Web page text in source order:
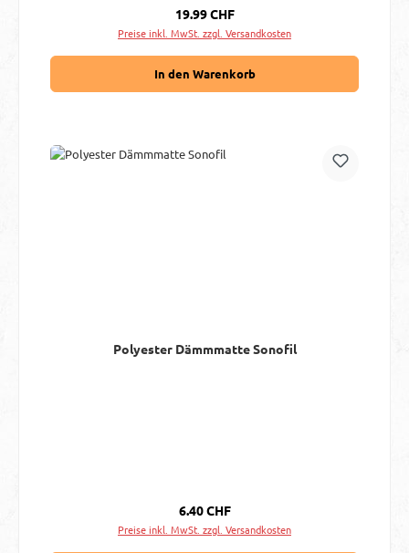
Regulärer Preis:
19.99 CHF
Preise inkl. MwSt. zzgl. Versandkosten
In den Warenkorb
Polyester Dämmmatte Sonofil
Regulärer Preis:
6.40 CHF
Preise inkl. MwSt. zzgl. Versandkosten